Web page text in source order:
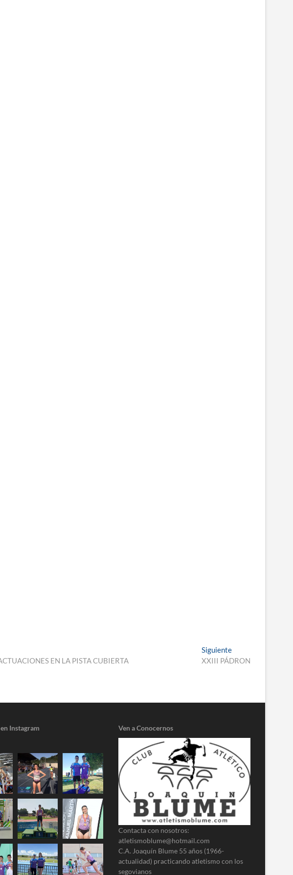
EN LA PISTA CUBIERTA
SiguienteEntrada
siguiente:
XXIII PÁDRON
Instagram Ven a Conocernos
Contacta con nosotros:
atletismoblume@hotmail.com
C.A. Joaquín Blume 55 años (1966-
actualidad) practicando atletismo con los
segovianos